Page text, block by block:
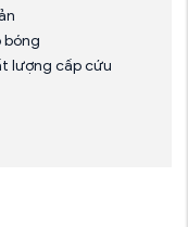
bóng
lượng cấp cứu